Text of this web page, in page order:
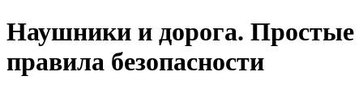
Наушники и дорога. Простые
правила безопасности